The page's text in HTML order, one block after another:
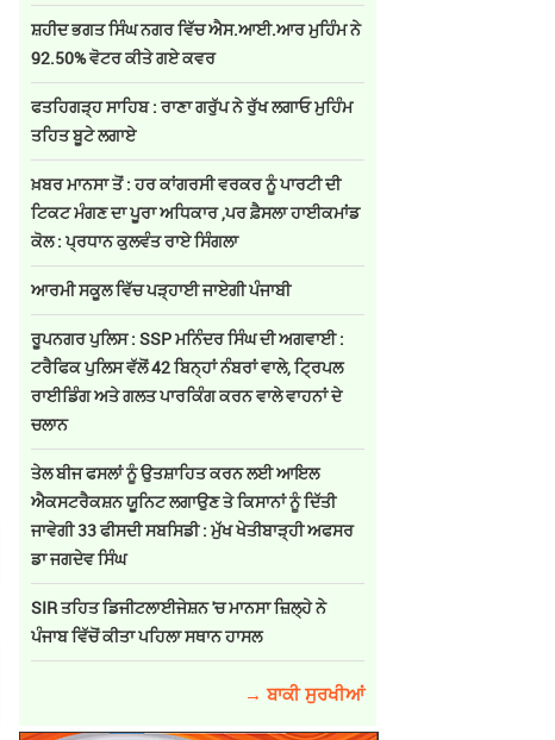
ਸ਼ਹੀਦ ਭਗਤ ਸਿੰਘ ਨਗਰ ਵਿੱਚ ਐਸ.ਆਈ.ਆਰ ਮੁਹਿੰਮ ਨੇ
92.50% ਵੋਟਰ ਕੀਤੇ ਗਏ ਕਵਰ
ਫਤਹਿਗੜ੍ਹ ਸਾਹਿਬ : ਰਾਣਾ ਗਰੁੱਪ ਨੇ ਰੁੱਖ ਲਗਾਓ ਮੁਹਿੰਮ
ਤਹਿਤ ਬੂਟੇ ਲਗਾਏ
ਖ਼ਬਰ ਮਾਨਸਾ ਤੋਂ : ਹਰ ਕਾਂਗਰਸੀ ਵਰਕਰ ਨੂੰ ਪਾਰਟੀ ਦੀ
ਟਿਕਟ ਮੰਗਣ ਦਾ ਪੂਰਾ ਅਧਿਕਾਰ ,ਪਰ ਫ਼ੈਸਲਾ ਹਾਈਕਮਾਂਡ
ਕੋਲ : ਪ੍ਰਧਾਨ ਕੁਲਵੰਤ ਰਾਏ ਸਿੰਗਲਾ
ਆਰਮੀ ਸਕੂਲ ਵਿੱਚ ਪੜ੍ਹਾਈ ਜਾਏਗੀ ਪੰਜਾਬੀ
ਰੂਪਨਗਰ ਪੁਲਿਸ : SSP ਮਨਿੰਦਰ ਸਿੰਘ ਦੀ ਅਗਵਾਈ :
ਟਰੈਫਿਕ ਪੁਲਿਸ ਵੱਲੋਂ 42 ਬਿਨ੍ਹਾਂ ਨੰਬਰਾਂ ਵਾਲੇ, ਟ੍ਰਿਪਲ
ਰਾਈਡਿੰਗ ਅਤੇ ਗਲਤ ਪਾਰਕਿੰਗ ਕਰਨ ਵਾਲੇ ਵਾਹਨਾਂ ਦੇ
ਚਲਾਨ
ਤੇਲ ਬੀਜ ਫਸਲਾਂ ਨੂੰ ਉਤਸ਼ਾਹਿਤ ਕਰਨ ਲਈ ਆਇਲ
ਐਕਸਟਰੈਕਸ਼ਨ ਯੂਨਿਟ ਲਗਾਉਣ ਤੇ ਕਿਸਾਨਾਂ ਨੂੰ ਦਿੱਤੀ
ਜਾਵੇਗੀ 33 ਫੀਸਦੀ ਸਬਸਿਡੀ : ਮੁੱਖ ਖੇਤੀਬਾੜ੍ਹੀ ਅਫਸਰ
ਡਾ ਜਗਦੇਵ ਸਿੰਘ
SIR ਤਹਿਤ ਡਿਜੀਟਲਾਈਜੇਸ਼ਨ 'ਚ ਮਾਨਸਾ ਜ਼ਿਲ੍ਹੇ ਨੇ
ਪੰਜਾਬ ਵਿੱਚੋਂ ਕੀਤਾ ਪਹਿਲਾ ਸਥਾਨ ਹਾਸਲ
→ ਬਾਕੀ ਸੁਰਖੀਆਂ